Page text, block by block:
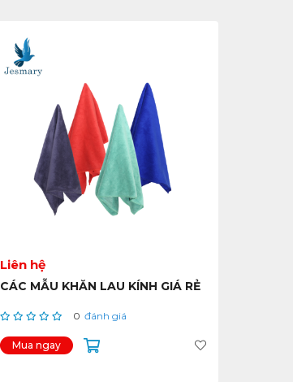
Liên hệ
CÁC MẪU KHĂN LAU KÍNH GIÁ RẺ
0 đánh giá
Mua ngay